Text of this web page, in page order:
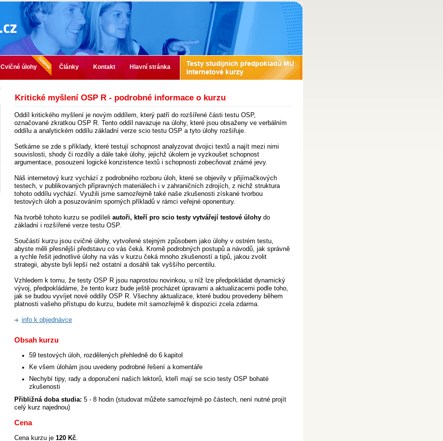
Cvičné úlohy Články Kontakt Hlavní stránka
Kritické myšlení OSP R - podrobné informace o kurzu
Oddíl kritického myšlení je novým oddílem, který patří do rozšířené části testu OSP,
označované zkratkou OSP R. Tento oddíl navazuje na úlohy, které jsou obsaženy ve verbálním
oddílu a analytickém oddílu základní verze scio testu OSP a tyto úlohy rozšiřuje.
Setkáme se zde s příklady, které testují schopnost analyzovat dvojici textů a najít mezi nimi
souvislosti, shody či rozdíly a dále také úlohy, jejichž úkolem je vyzkoušet schopnost
argumentace, posouzení logické konzistence textů i schopnosti zobecňovat známé jevy.
Náš internetový kurz vychází z podrobného rozboru úloh, které se objevily v přijímačkových
testech, v publikovaných přípravných materiálech i v zahraničních zdrojích, z nichž struktura
tohoto oddílu vychází. Využili jsme samozřejmě také naše zkušenosti získané tvorbou
testových úloh a posuzováním sporných příkladů v rámci veřejné oponentury.
Na tvorbě tohoto kurzu se podíleli autoři, kteří pro scio testy vytvářejí testové úlohy do
základní i rozšířené verze testu OSP.
Součástí kurzu jsou cvičné úlohy, vytvořené stejným způsobem jako úlohy v ostrém testu,
abyste měli přesnější představu co vás čeká. Kromě podrobných postupů a návodů, jak správně
a rychle řešit jednotlivé úlohy na vás v kurzu čeká mnoho zkušeností a tipů, jakou zvolit
strategii, abyste byli lepší než ostatní a dosáhli tak vyššího percentilu.
Vzhledem k tomu, že testy OSP R jsou naprostou novinkou, u níž lze předpokládat dynamický
vývoj, předpokládáme, že tento kurz bude ještě procházet úpravami a aktualizacemi podle toho,
jak se budou vyvíjet nové oddíly OSP R. Všechny aktualizace, které budou provedeny během
platnosti vašeho přístupu do kurzu, budete mít samozřejmě k dispozici zcela zdarma.
info k objednávce
Obsah kurzu
59 testových úloh, rozdělených přehledně do 6 kapitol
Ke všem úlohám jsou uvedeny podrobné řešení a komentáře
Nechybí tipy, rady a doporučení našich lektorů, kteří mají se scio testy OSP bohaté
zkušenosti
Přibližná doba studia: 5 - 8 hodin (studovat můžete samozřejmě po částech, není nutné projít
celý kurz najednou)
Cena
Cena kurzu je 120 Kč.